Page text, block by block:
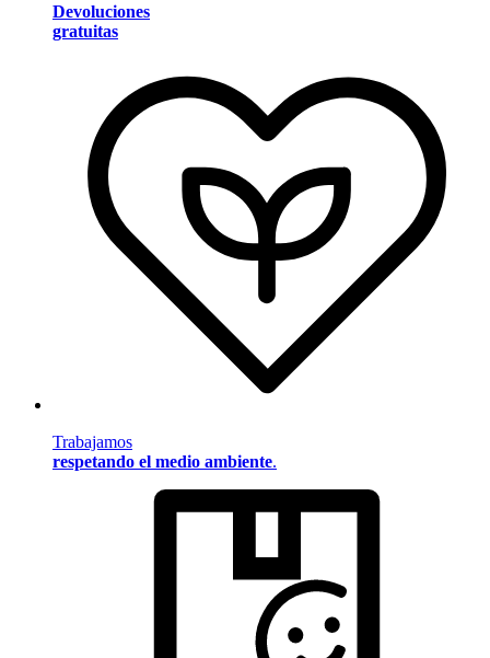
Devoluciones
gratuitas
Trabajamos
respetando el medio ambiente.